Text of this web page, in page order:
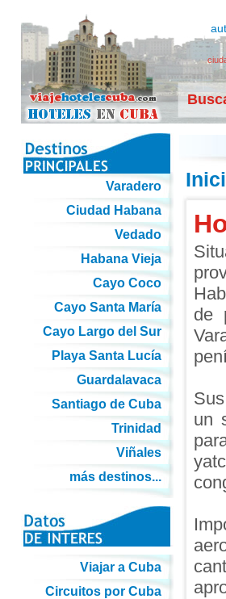
de
un
Varadero
Ciudad Habana
Vedado
Habana Vieja
Cayo Coco
Cayo Santa María
Cayo Largo del Sur
Playa Santa Lucía
Guardalavaca
Santiago de Cuba
Trinidad
Viñales
más destinos...
Viajar a Cuba
Circuitos por Cuba